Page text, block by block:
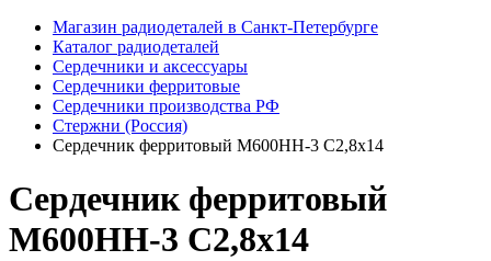
Магазин радиодеталей в Санкт-Петербурге
Каталог радиодеталей
Сердечники и аксессуары
Сердечники ферритовые
Сердечники производства РФ
Стержни (Россия)
Сердечник ферритовый М600НН-3 С2,8х14
Сердечник ферритовый
М600НН-3 С2,8х14